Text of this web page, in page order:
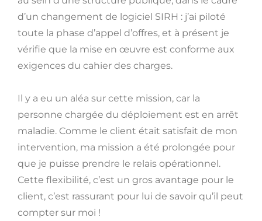
d’un changement de logiciel SIRH : j’ai piloté
toute la phase d’appel d’offres, et à présent je
vérifie que la mise en œuvre est conforme aux
exigences du cahier des charges.
Il y a eu un aléa sur cette mission, car la
personne chargée du déploiement est en arrêt
maladie. Comme le client était satisfait de mon
intervention, ma mission a été prolongée pour
que je puisse prendre le relais opérationnel.
Cette flexibilité, c’est un gros avantage pour le
client, c’est rassurant pour lui de savoir qu’il peut
compter sur moi !